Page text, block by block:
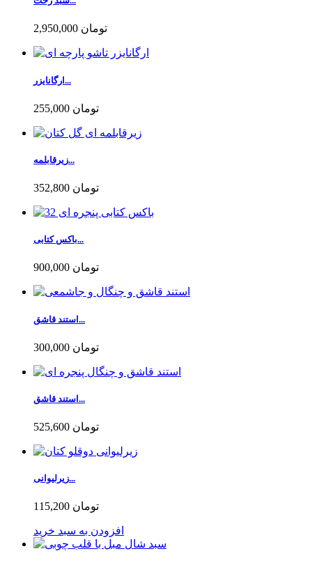
2,950,000 تومان
ارگانایزر...
255,000 تومان
زیرقابلمه...
352,800 تومان
باکس کتابی...
900,000 تومان
استند قاشق...
300,000 تومان
استند قاشق...
525,600 تومان
زیرلیوانی...
115,200 تومان
افزودن به سبد خرید